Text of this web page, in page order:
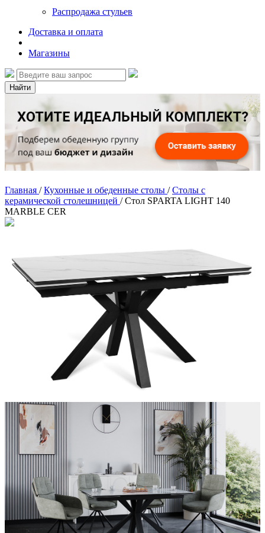
Распродажа стульев
Доставка и оплата
Магазины
Найти
Главная / Кухонные и обеденные столы / Столы с
керамической столешницей / Стол SPARTA LIGHT 140
MARBLE CER